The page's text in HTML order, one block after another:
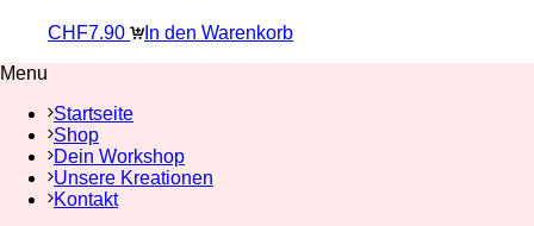
CHF7.90
In den Warenkorb
Menu
Startseite
Shop
Dein Workshop
Unsere Kreationen
Kontakt